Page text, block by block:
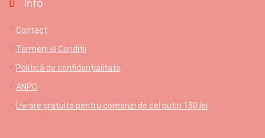
Info
Contact
Termeni si Conditii
Politică de confidențialitate
ANPC
Livrare gratuita pentru comenzi de cel putin 150 lei